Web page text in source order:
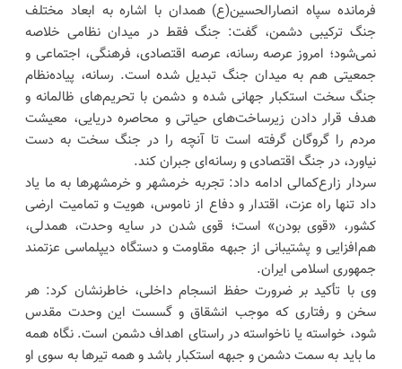
فرمانده سپاه انصارالحسین(ع) همدان با اشاره به ابعاد مختلف
جنگ ترکیبی دشمن، گفت: جنگ فقط در میدان نظامی خلاصه
نمی‌شود؛ امروز عرصه رسانه، عرصه اقتصادی، فرهنگی، اجتماعی و
جمعیتی هم به میدان جنگ تبدیل شده است. رسانه، پیاده‌نظام
جنگ سخت استکبار جهانی شده و دشمن با تحریم‌های ظالمانه و
هدف قرار دادن زیرساخت‌های حیاتی و محاصره دریایی، معیشت
مردم را گروگان گرفته است تا آنچه را در جنگ سخت به دست
نیاورد، در جنگ اقتصادی و رسانه‌ای جبران کند.
سردار زارع‌کمالی ادامه داد: تجربه خرمشهر و خرمشهرها به ما یاد
داد تنها راه عزت، اقتدار و دفاع از ناموس، هویت و تمامیت ارضی
کشور، «قوی بودن» است؛ قوی شدن در سایه وحدت، همدلی،
هم‌افزایی و پشتیبانی از جبهه مقاومت و دستگاه دیپلماسی عزتمند
جمهوری اسلامی ایران.
وی با تأکید بر ضرورت حفظ انسجام داخلی، خاطرنشان کرد: هر
سخن و رفتاری که موجب انشقاق و گسست این وحدت مقدس
شود، خواسته یا ناخواسته در راستای اهداف دشمن است. نگاه همه
ما باید به سمت دشمن و جبهه استکبار باشد و همه تیرها به سوی او